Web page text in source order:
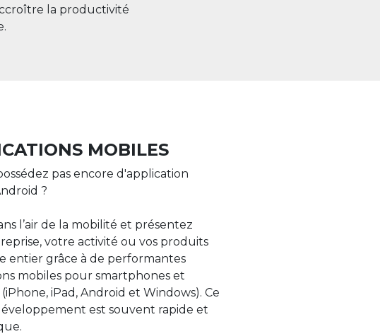
la productivité
MOBILES
pas encore d'application
?
l’air de la mobilité et présentez
votre activité ou vos produits
entier grâce à de performantes
mobiles pour smartphones et
iPad, Android et Windows). Ce
est souvent rapide et